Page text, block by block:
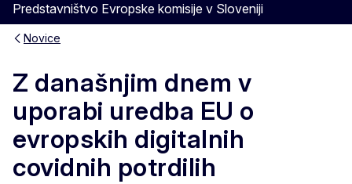
Predstavništvo Evropske komisije v Sloveniji
Novice
Z današnjim dnem v
uporabi uredba EU o
evropskih digitalnih
covidnih potrdilih